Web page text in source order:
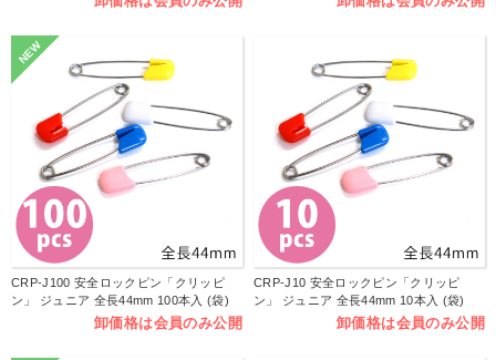
NEW
CRP-J100 安全ロックピン「クリッピ
ン」 ジュニア 全長44mm 100本入 (袋)
卸価格は会員のみ公開
CRP-J10 安全ロックピン「クリッピ
ン」 ジュニア 全長44mm 10本入 (袋)
卸価格は会員のみ公開